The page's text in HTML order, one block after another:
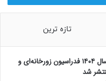
تازه ترین
تقویم مسابقات سال ۱۴۰۴ فدراسیون زورخانه‌ای و
شد